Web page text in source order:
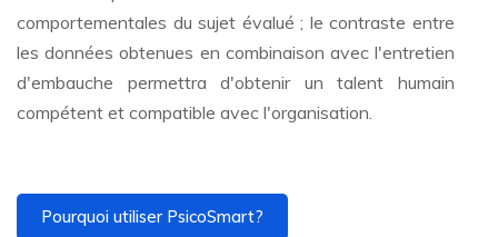
comportementales du sujet évalué ; le contraste entre
les données obtenues en combinaison avec l'entretien
d'embauche permettra d'obtenir un talent humain
compétent et compatible avec l'organisation.
Pourquoi utiliser PsicoSmart?